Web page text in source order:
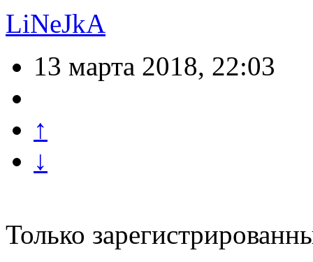
LiNeJkA
13 марта 2018, 22:03
↑
↓
Только